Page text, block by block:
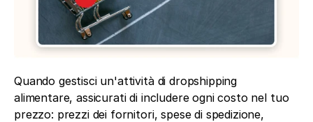
Quando gestisci un'attività di dropshipping
alimentare, assicurati di includere ogni costo nel tuo
prezzo: prezzi dei fornitori, spese di spedizione,